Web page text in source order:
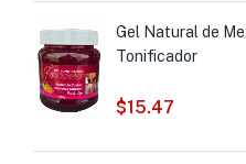
Gel Natural de
Tonificador
$15.47